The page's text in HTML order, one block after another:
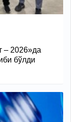
– 2026»да
бўлди